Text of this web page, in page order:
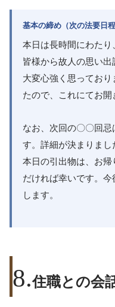
基本の締め（次の法要日程
本日は長時間にわたり
皆様から故人の思い
大変心強く思ってお
たので、これにてお開
なお、次回の〇〇回
す。詳細が決まりまし
本日の引出物は、お
だければ幸いです。
します。
住職との会